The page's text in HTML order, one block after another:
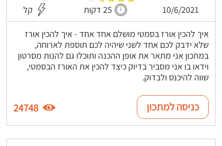
10/6/2021 25 דקות קל
איך להכין אורז בסמטי מושלם אחד אחד - איך להכין אורז
שלא ידבק לכם אחד לשני שיהיה לכם תוספת לארוחה,
במתכון אני מתאר את אופן ההכנה ותוכלו גם להנות מסרטון
וידאו בו אני מסביר בדיוק כיצד להכין את האורז הבסמטי,
שווה להיכנס ולבדוק.
כניסה למתכון 24748